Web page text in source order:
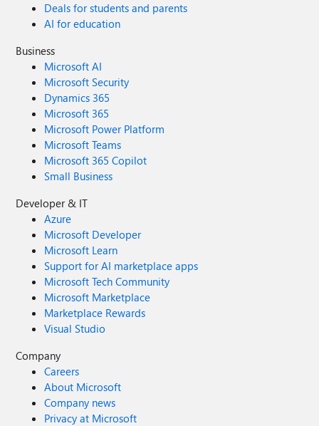
Deals for students and parents
AI for education
Business
Microsoft AI
Microsoft Security
Dynamics 365
Microsoft 365
Microsoft Power Platform
Microsoft Teams
Microsoft 365 Copilot
Small Business
Developer & IT
Azure
Microsoft Developer
Microsoft Learn
Support for AI marketplace apps
Microsoft Tech Community
Microsoft Marketplace
Marketplace Rewards
Visual Studio
Company
Careers
About Microsoft
Company news
Privacy at Microsoft